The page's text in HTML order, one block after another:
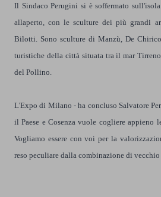
Il Sindaco Perugini si è soffermato
allaperto, con le sculture dei più grandi
Bilotti. Sono sculture di Manzù, De
turistiche della città situata tra il mar
del Pollino.
L'Expo di Milano - ha concluso Salvatore
il Paese e Cosenza vuole cogliere appieno
Vogliamo essere con voi per la
reso peculiare dalla combinazione di